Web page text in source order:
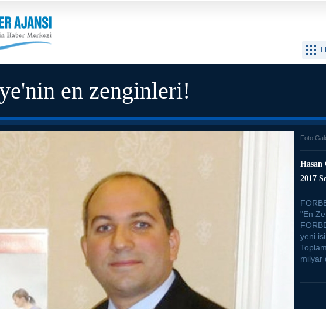
en zenginleri!
Foto
Hasan
2017
"En
yeni
milyar